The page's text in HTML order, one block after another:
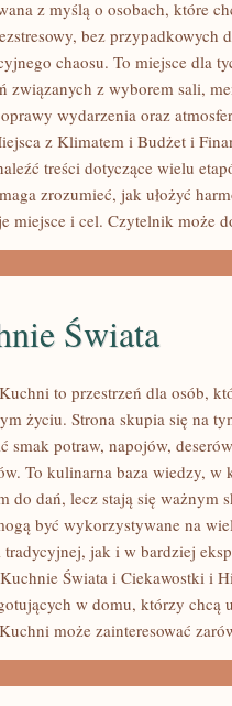
z myślą o osobach, które
bez przypadkowych
chaosu. To miejsce dla
związanych z wyborem sali,
wydarzenia oraz
z Klimatem i Budżet i
treści dotyczące wielu
zrozumieć, jak ułożyć
miejsce i cel. Czytelnik może
Świata
to przestrzeń dla osób,
życiu. Strona skupia się na
smak potraw, napojów,
To kulinarna baza wiedzy, w
do dań, lecz stają się ważnym
być wykorzystywane na
jak i w bardziej
Świata i Ciekawostki i
w domu, którzy chcą
może zainteresować